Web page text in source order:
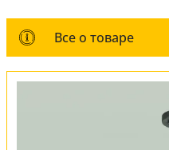
Все о товаре
Все о товаре
Комплект